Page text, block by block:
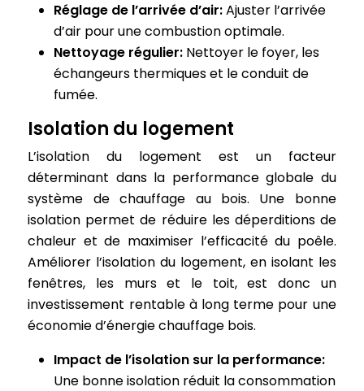
Réglage de l’arrivée d’air:Ajuster l’arrivée
d’air pour une combustion optimale.
Nettoyage régulier: Nettoyer le foyer, les
échangeurs thermiques et le conduit de
fumée.
Isolation du logement
L’isolation du logement est un facteur
déterminant dans la performance globale du
système de chauffage au bois. Une bonne
isolation permet de réduire les déperditions de
chaleur et de maximiser l’efficacité du poêle.
Améliorer l’isolation du logement, en isolant les
fenêtres, les murs et le toit, est donc un
investissement rentable à long terme pour une
économie d’énergie chauffage bois.
Impact de l’isolation sur la performance:
Une bonne isolation réduit la consommation